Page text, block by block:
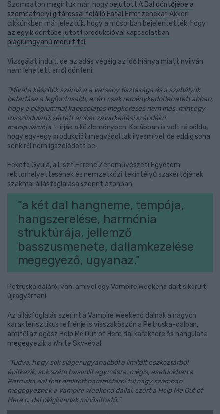
Szombaton megírtuk már, hogy bejutott A Dal döntőjébe a
szombathelyi gitárossal felálló Fatal Error zenekar. Akkori
cikkünkben már jeleztük, hogy a műsorban bejelentették, hogy
az egyik döntőbe jutott produkcióval kapcsolatban
plágiumgyanú merült fel .
Vizsgálat indult, de az adás végéig az idő hiánya miatt nyilván
nem lehetett erről dönteni.
"Mivel a készítők számára a verseny tisztasága és a szabályok
betartása a legfontosabb, ezért csak reménykedni lehetett abban,
hogy a plágiummal kapcsolatos megkeresés nem más, mint egy
rosszindulatú, sértett ember zavarkeltési szándékú
manipulációja"- írják a közleményben. Korábban is volt rá példa,
hogy egy-egy produkciót megvádoltak ilyesmivel, de eddig soha
senkiről nem igazolódott be.
Fekete Gyula, a Liszt Ferenc Zeneművészeti Egyetem
rektorhelyettesének és nemzetközi tekintélyű szakértőjének
szakmai állásfoglalása szerint azonban
"a két dal hangneme, tempója,
hangszerelése, harmónia
struktúrája, jellemző
basszusmenete, dallamkezelése
megegyező, ugyanaz."
Petruska daláról van, amivel egy Vampire Weekend dalt sikerült
újragyártani.
Az állásfoglalás szerint a Vampire Weekend dalnak a nagyon
karakterisztikus refrénje is visszaköszön a Petruska-dalban,
amitől az egész Help Me Out of Here dal karaktere és hangulata
megegyezik a White Sky-éval.
"Tudva, hogy sok sláger ugyanabból a limitált eszköztárból
építkezik, sok szám hasonlít egymásra, mégis, esetünkben a
Petruska dal fent említett paraméterei túl nagy számban
megegyeznek a Vampire Weekend dallal, ezért a Help Me Out of
Here c. dal plágiumnak minősíthető."